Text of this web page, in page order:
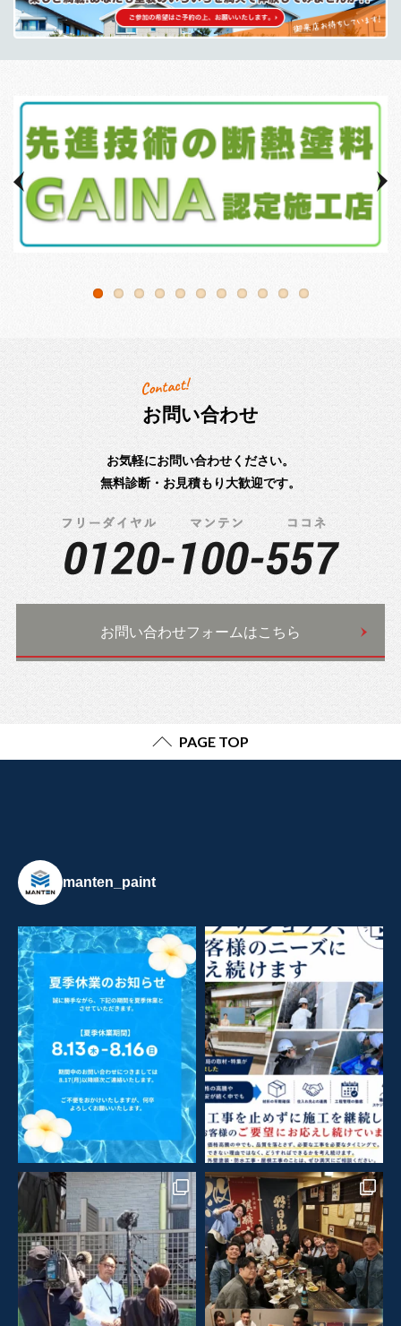
お問い合わせ
お気軽にお問い合わせください。
無料診断・お見積もり大歓迎です。
お問い合わせフォームはこちら
PAGE TOP
manten_paint